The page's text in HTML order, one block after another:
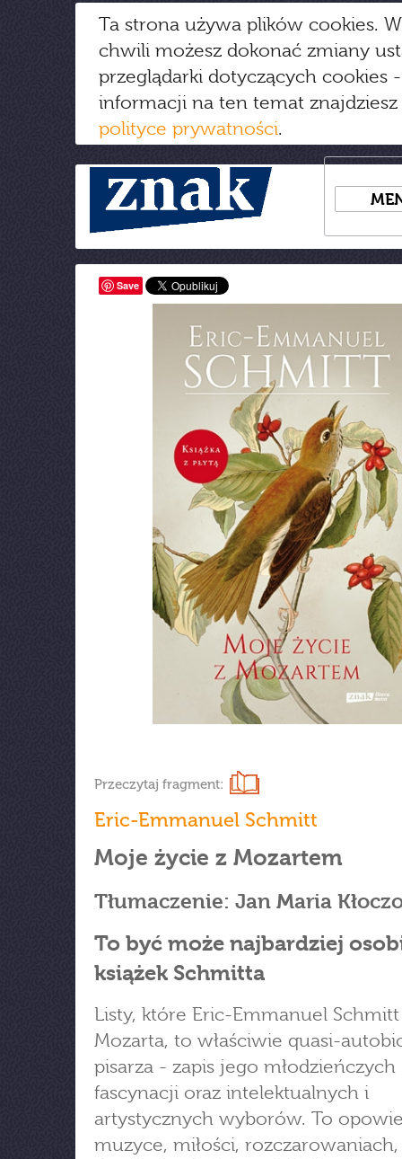
Ta strona używa plików cookies.
chwili możesz dokonać zmiany
przeglądarki dotyczących cookies
informacji na ten temat
polityce prywatności.
Save
Przeczytaj fragment:
Eric-Emmanuel Schmitt
Moje życie z Mozartem
Tłumaczenie: Jan Maria
To być może najbardziej
książek Schmitta
Listy, które Eric-Emmanuel
Mozarta, to właściwie quasi-
pisarza - zapis jego młodzieńczych
fascynacji oraz intelektualnych i
artystycznych wyborów. To
muzyce, miłości,